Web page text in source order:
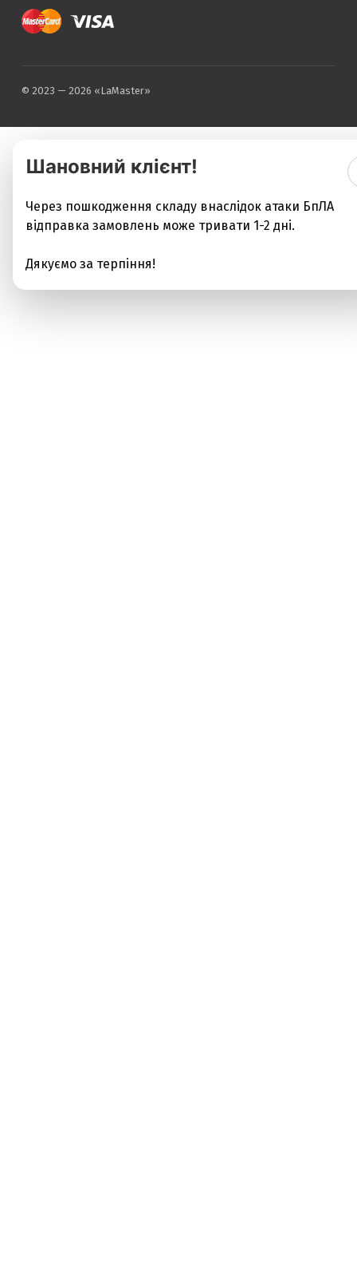
© 2023 — 2026 «LaMaster»
Шановний клієнт!
Через пошкодження складу внаслідок атаки БпЛА
відправка замовлень може тривати 1-2 дні.
Дякуємо за терпіння!